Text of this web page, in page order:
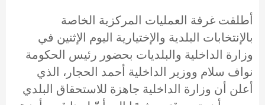
أطلقت غرفة العمليات المركزية الخاصة
بالإنتخابات البلدية والإختيارية اليوم الإثنين في
وزارة الداخلية والبلديات بحضور رئيس الحكومة
نواف سلام ووزير الداخلية أحمد الحجار، الذي
أعلن أن وزارة الداخلية جاهزة للاستحقاق البلدي